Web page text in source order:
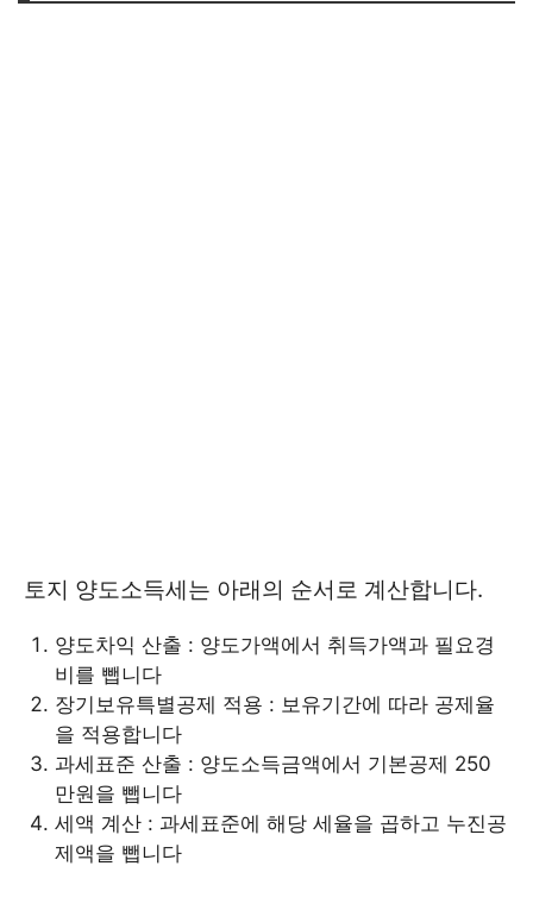
토지 양도소득세는 아래의 순서로 계산합니다.
양도차익 산출 : 양도가액에서 취득가액과 필요경
비를 뺍니다
장기보유특별공제 적용 : 보유기간에 따라 공제율
을 적용합니다
과세표준 산출 : 양도소득금액에서 기본공제 250
만원을 뺍니다
세액 계산 : 과세표준에 해당 세율을 곱하고 누진공
제액을 뺍니다